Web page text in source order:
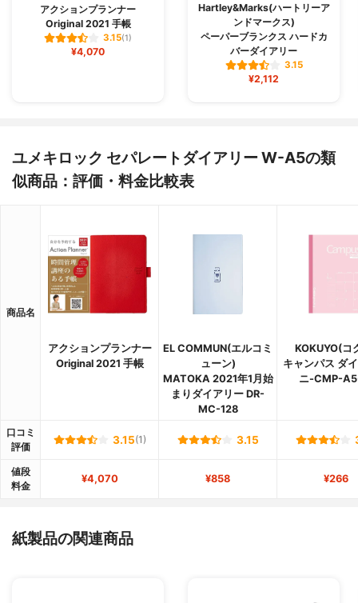
アクションプランナー
Original 2021 手帳
3.15(1)
¥4,070
Hartley&Marks(ハートリーア
ンドマークス)
ペーパーブランクス ハードカ
バーダイアリー
3.15
¥2,112
ユメキロック セパレートダイアリー W-A5の類
似商品：評価・料金比較表
商品名
アクションプランナー
Original 2021 手帳
EL COMMUN(エルコミ
ューン)
MATOKA 2021年1月始
まりダイアリー DR-
MC-128
KOKUYO(コ
キャンパス ダ
ニ-CMP-
口コミ
評価
3.15(1) 3.15
値段
料金
¥4,070 ¥858 ¥266
紙製品の関連商品